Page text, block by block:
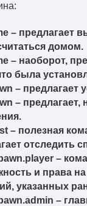
– предлагает
домом.
– наоборот,
была
– предлагает
– предлагает,
– полезная
отследить
–
и права
указанных
–